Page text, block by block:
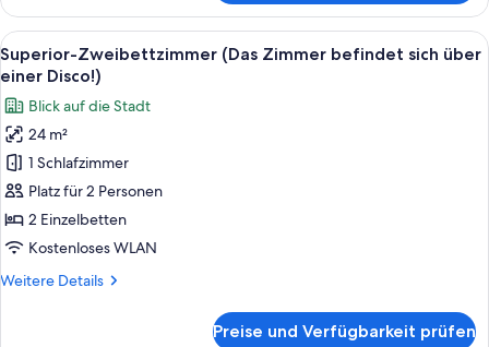
Disco!)
anzeigen
Doppelzimmer
zur
Einzelnutzung
(das
befindet
sich
über
einer
Disco!)
Alle
Fotos
für
Superior-
Zweibettzimmer
(Das
Zimmer
befindet
sich
einer
Ein Hotelzimmer mit einem großen
8
Superior-Zweibettzimmer (Das Zimmer befindet sich über
einer Disco!)
Blick auf die Stadt
24 m²
1 Schlafzimmer
Platz für 2 Personen
2 Einzelbetten
Kostenloses WLAN
Weitere Details
Weitere
Preise und Verfügbarkeit prüfen